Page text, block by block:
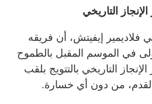
التاريخي
فلاديمير إيفيتش، أن فريقه
في الموسم المقبل بالطموح
التاريخي بالتتويج بلقب
من دون أي خسارة.